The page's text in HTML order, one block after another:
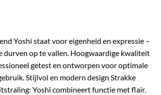
Yoshi staat voor eigenheid en expressie –
durven op te vallen. Hoogwaardige kwaliteit
getest en ontworpen voor optimale
Stijlvol en modern design Strakke
Yoshi combineert functie met flair.